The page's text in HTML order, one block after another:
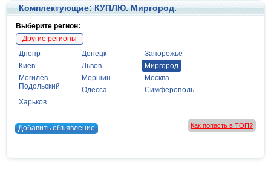
Комплектующие: КУПЛЮ. Миргород.
Выберите регион:
Другие регионы
Днепр
Донецк
Запорожье
Киев
Львов
Миргород
Могилёв-
Подольский
Моршин
Москва
Одесса
Симферополь
Харьков
Добавить объявление Как попасть в ТОП?